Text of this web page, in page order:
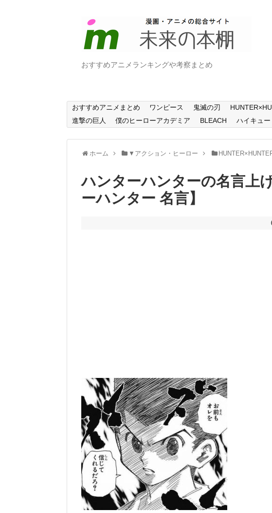
おすすめアニメランキングや考察まとめ
おすすめアニメまとめ ワンピース 鬼滅の刃
進撃の巨人
僕のヒーローアカデミア BLEACH ハイキュー
ホーム ▼アクション・ヒーロー
ハンターハンターの名言上
ーハンター 名言】